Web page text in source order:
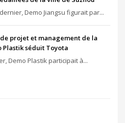
Demo Jiangsu figurait par...
projet et management de la
Plastik séduit Toyota
Demo Plastik participait à...